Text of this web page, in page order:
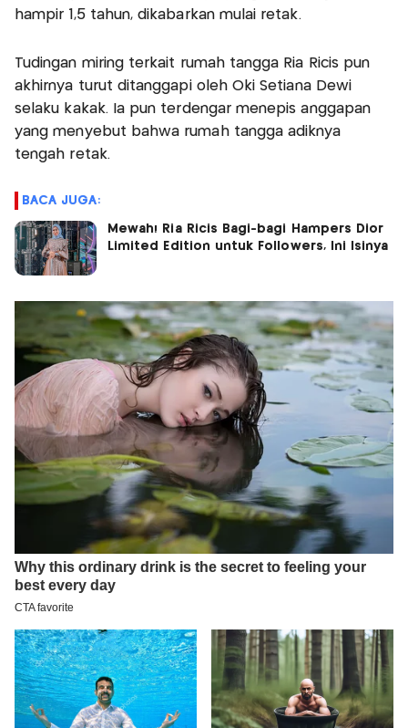
hampir 1,5 tahun, dikabarkan mulai retak.
Tudingan miring terkait rumah tangga Ria Ricis pun
akhirnya turut ditanggapi oleh Oki Setiana Dewi
selaku kakak. Ia pun terdengar menepis anggapan
yang menyebut bahwa rumah tangga adiknya
tengah retak.
BACA JUGA:
Mewah! Ria Ricis Bagi-bagi Hampers Dior
Limited Edition untuk Followers, Ini Isinya